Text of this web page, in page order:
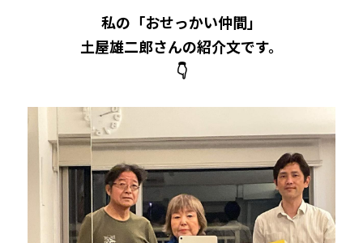
私の「おせっかい仲間」
土屋雄二郎さんの紹介文です。
👇